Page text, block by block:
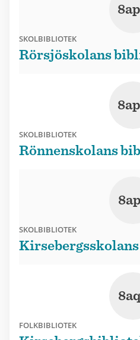
SKOLBIBLIOTEK
Rörsjöskolans
SKOLBIBLIOTEK
Rönnenskolans
SKOLBIBLIOTEK
FOLKBIBLIOTEK